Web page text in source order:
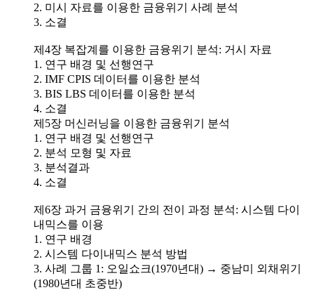
2. 미시 자료를 이용한 금융위기 사례 분석
3. 소결
제4장 복잡계를 이용한 금융위기 분석: 거시 자료
1. 연구 배경 및 선행연구
2. IMF CPIS 데이터를 이용한 분석
3. BIS LBS 데이터를 이용한 분석
4. 소결
제5장 머신러닝을 이용한 금융위기 분석
1. 연구 배경 및 선행연구
2. 분석 모형 및 자료
3. 분석결과
4. 소결
제6장 과거 금융위기 간의 전이 과정 분석: 시스템 다이
내믹스를 이용
1. 연구 배경
2. 시스템 다이내믹스 분석 방법
3. 사례 그룹 1: 오일쇼크(1970년대) → 중남미 외채위기
(1980년대 초중반)